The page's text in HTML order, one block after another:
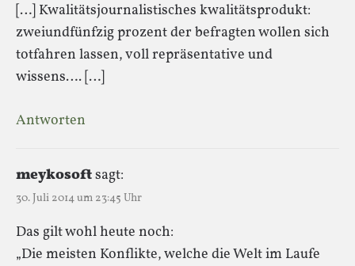
[…] Kwalitätsjournalistisches kwalitätsprodukt:
zweiundfünfzig prozent der befragten wollen sich
totfahren lassen, voll repräsentative und
wissens…. […]
Antworten
meykosoftsagt:
30. Juli 2014 um 23:45 Uhr
Das gilt wohl heute noch:
„Die meisten Konflikte, welche die Welt im Laufe